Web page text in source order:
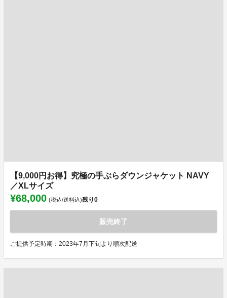
【9,000円お得】究極の手ぶらダウンジャケット NAVY
／XLサイズ
¥68,000 (税込/送料込)残り0
販売終了
ご提供予定時期：2023年7月下旬より順次配送